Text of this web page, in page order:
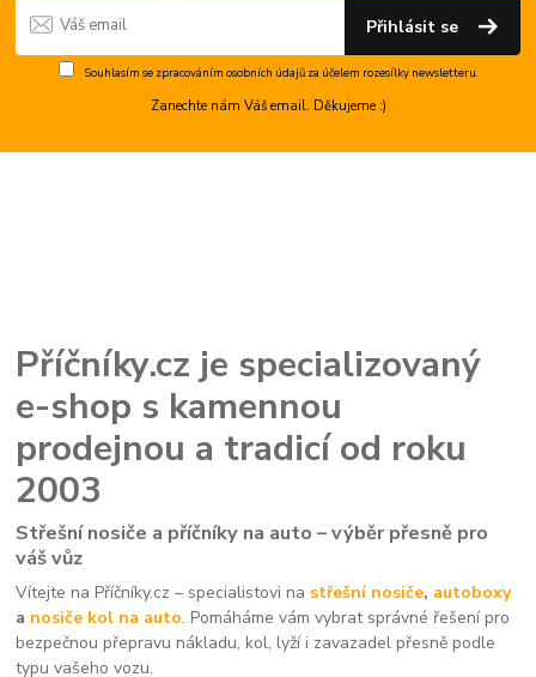
Přihlásit se
Souhlasím se zpracováním osobních údajůza účelem rozesílky newsletteru.
Zanechte nám Váš email. Děkujeme :)
Příčníky.cz je specializovaný
e-shop s kamennou
prodejnou a tradicí od roku
2003
Střešní nosiče a příčníky na auto – výběr přesně pro
váš vůz
Vítejte na Příčníky.cz – specialistovi na střešní nosiče, autoboxy
a nosiče kol na auto. Pomáháme vám vybrat správné řešení pro
bezpečnou přepravu nákladu, kol, lyží i zavazadel přesně podle
typu vašeho vozu.